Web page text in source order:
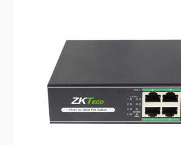
ตัวแทนจำหน่าย
ฝ่ายสนับสนุน